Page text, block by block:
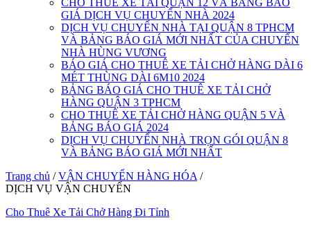
CHO THUÊ XE TẢI QUẬN 12 VÀ BẢNG BÁO
GIÁ DỊCH VỤ CHUYỂN NHÀ 2024
DỊCH VỤ CHUYỂN NHÀ TẠI QUẬN 8 TPHCM
VÀ BẢNG BÁO GIÁ MỚI NHẤT CỦA CHUYỂN
NHÀ HÙNG VƯƠNG
BÁO GIÁ CHO THUÊ XE TẢI CHỞ HÀNG DÀI 6
MÉT THÙNG DÀI 6M10 2024
BẢNG BÁO GIÁ CHO THUÊ XE TẢI CHỞ
HÀNG QUẬN 3 TPHCM
CHO THUÊ XE TẢI CHỞ HÀNG QUẬN 5 VÀ
BẢNG BÁO GIÁ 2024
DỊCH VỤ CHUYỂN NHÀ TRỌN GÓI QUẬN 8
VÀ BẢNG BÁO GIÁ MỚI NHẤT
Trang chủ / VẬN CHUYỂN HÀNG HÓA /
DỊCH VỤ VẬN CHUYỂN
Cho Thuê Xe Tải Chở Hàng Đi Tỉnh